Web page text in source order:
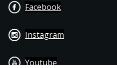
Facebook
Instagram
Youtube